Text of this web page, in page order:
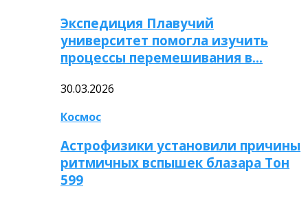
Экспедиция Плавучий
университет помогла изучить
процессы перемешивания в…
30.03.2026
Космос
Астрофизики установили причины
ритмичных вспышек блазара Тон
599